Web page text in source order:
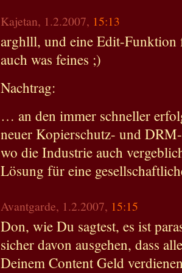
Kajetan, 1.2.2007, 15:13
arghlll, und eine Edit-Funktion
auch was feines ;)
Nachtrag:
… an den immer schneller
neuer Kopierschutz- und
wo die Industrie auch
Lösung für eine
Avantgarde, 1.2.2007, 15:15
Don, wie Du sagtest, es ist
sicher davon ausgehen, dass
Deinem Content Geld